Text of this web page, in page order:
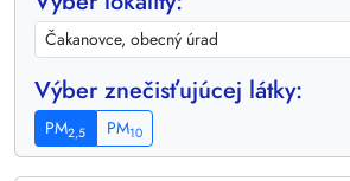
Výber znečisťujúcej látky:
PM2,5 PM10